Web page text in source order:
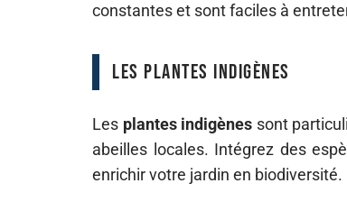
constantes et sont faciles à
Les plantes indigènes
Les plantes indigènes sont
abeilles locales. Intégrez des
enrichir votre jardin en biodiversité.